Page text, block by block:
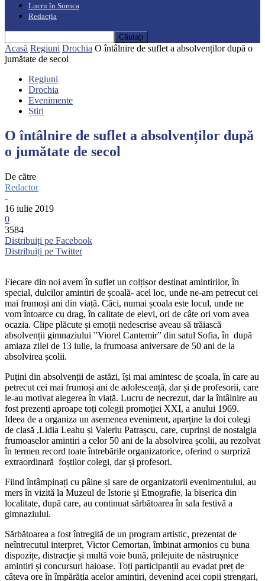
Lucru în Soroca
Redacția
Acasă Regiuni Drochia O întâlnire de suflet a absolvenților după o
jumătate de secol
Regiuni
Drochia
Evenimente
Știri
O întâlnire de suflet a absolvenților după
o jumătate de secol
De către
Redactor
-
16 iulie 2019
0
3584
Distribuiți pe Facebook
Distribuiți pe Twitter
Fiecare din noi avem în suflet un colțișor destinat amintirilor, în
special, dulcilor amintiri de școală- acel loc, unde ne-am petrecut cei
mai frumoși ani din viață. Căci, numai școala este locul, unde ne
vom întoarce cu drag, în calitate de elevi, ori de câte ori vom avea
ocazia. Clipe plăcute și emoții nedescrise aveau să trăiască
absolvenții gimnaziului ”Viorel Cantemir” din satul Sofia, în după
amiaza zilei de 13 iulie, la frumoasa aniversare de 50 ani de la
absolvirea școlii.
Puțini din absolvenții de astăzi, își mai amintesc de școala, în care au
petrecut cei mai frumoși ani de adolescență, dar și de profesorii, care
le-au motivat alegerea în viață. Lucru de necrezut, dar la întâlnire au
fost prezenți aproape toți colegii promoției XXI, a anului 1969.
Ideea de a organiza un asemenea eveniment, aparține la doi colegi
de clasă ,Lidia Leahu și Valeriu Patrașcu, care, cuprinși de nostalgia
frumoaselor amintiri a celor 50 ani de la absolvirea școlii, au rezolvat
în termen record toate întrebările organizatorice, oferind o surpriză
extraordinară foștilor colegi, dar și profesori.
Fiind întâmpinați cu pâine și sare de organizatorii evenimentului, au
mers în vizită la Muzeul de Istorie și Etnografie, la biserica din
localitate, după care, au continuat sărbătoarea în sala festivă a
gimnaziului.
Sărbătoarea a fost întregită de un program artistic, prezentat de
neîntrecutul interpret, Victor Cemortan, îmbinat armonios cu buna
dispozițe, distracție și multă voie bună, prilejuite de năstrușnice
amintiri și concursuri haioase. Toți participanții au evadat preț de
câteva ore în împărăția acelor amintiri, devenind acei copii ștrengari,